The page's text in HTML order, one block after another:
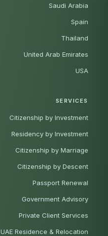
Saudi Arabia
Spain
Thailand
United Arab Emirates
USA
SERVICES
Citizenship by Investment
Residency by Investment
Citizenship by Marriage
Citizenship by Descent
Passport Renewal
Government Advisory
Private Client Services
UAE Residence & Relocation